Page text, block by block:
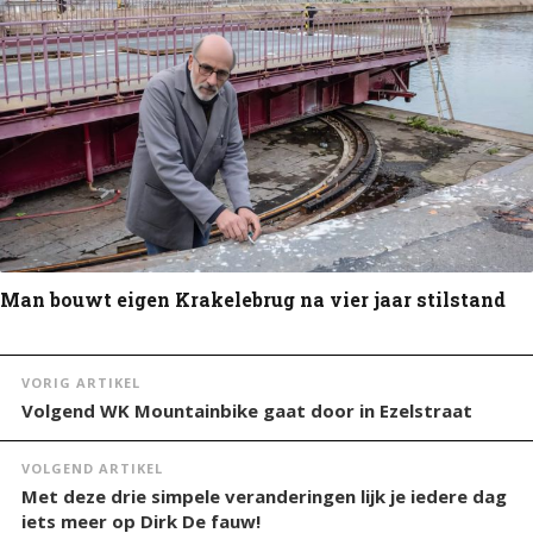
Man bouwt eigen Krakelebrug na vier jaar stilstand
VORIG ARTIKEL
Volgend WK Mountainbike gaat door in Ezelstraat
VOLGEND ARTIKEL
Met deze drie simpele veranderingen lijk je iedere dag
iets meer op Dirk De fauw!